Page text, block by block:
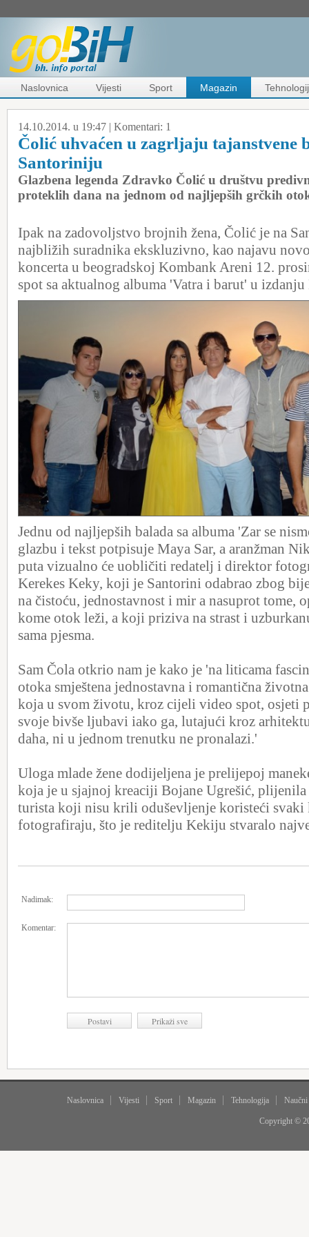
Naslovnica Vijesti Sport Magazin
14.10.2014. u 19:47 | Komentari: 1
Čolić uhvaćen u zagrljaju tajanstvene
Santoriniju
Glazbena legenda Zdravko Čolić u društvu
proteklih dana na jednom od najljepših grčkih
Ipak na zadovoljstvo brojnih žena, Čolić je na
najbližih suradnika ekskluzivno, kao najavu
koncerta u beogradskoj Kombank Areni 12.
spot sa aktualnog albuma 'Vatra i barut' u
Jednu od najljepših balada sa albuma 'Zar se
glazbu i tekst potpisuje Maya Sar, a aranžman
puta vizualno će uobličiti redatelj i direktor
Kerekes Keky, koji je Santorini odabrao zbog
na čistoću, jednostavnost i mir a nasuprot tome,
kome otok leži, a koji priziva na strast i
sama pjesma.
Sam Čola otkrio nam je kako je 'na liticama
otoka smještena jednostavna i romantična
koja u svom životu, kroz cijeli video spot, osjeti
svoje bivše ljubavi iako ga, lutajući kroz
daha, ni u jednom trenutku ne pronalazi.'
Uloga mlade žene dodijeljena je prelijepoj
koja je u sjajnoj kreaciji Bojane Ugrešić,
turista koji nisu krili oduševljenje koristeći svaki
fotografiraju, što je reditelju Kekiju stvaralo
Nadimak:
Komentar:
Naslovnica Vijesti Sport Magazin Tehnologija
Copyright ©